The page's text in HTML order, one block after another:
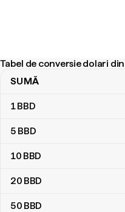
Tabel de conversie dolari
Tabel de conversie dolari din
SUMĂ
1BBD
5 BBD
10 BBD
20 BBD
50 BBD